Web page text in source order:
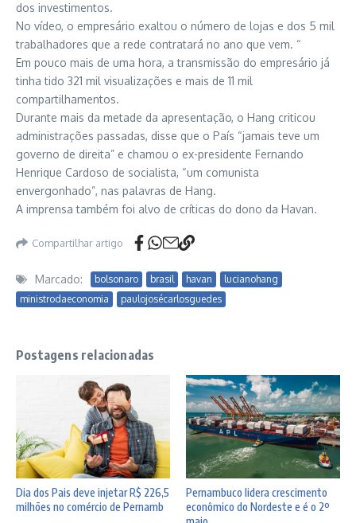
dos investimentos.
No vídeo, o empresário exaltou o número de lojas e dos 5 mil
trabalhadores que a rede contratará no ano que vem. “
Em pouco mais de uma hora, a transmissão do empresário já
tinha tido 321 mil visualizações e mais de 11 mil
compartilhamentos.
Durante mais da metade da apresentação, o Hang criticou
administrações passadas, disse que o País “jamais teve um
governo de direita” e chamou o ex-presidente Fernando
Henrique Cardoso de socialista, “um comunista
envergonhado”, nas palavras de Hang.
A imprensa também foi alvo de críticas do dono da Havan.
Compartilhar artigo
Marcado: bolsonaro brasil havan
lucianohang
ministrodaeconomia
paulojosécarlosguedes
Postagens relacionadas
Dia dos Pais deve injetar R$ 226,5
milhões no comércio de Pernamb
Pernambuco lidera crescimento
econômico do Nordeste e é o 2º